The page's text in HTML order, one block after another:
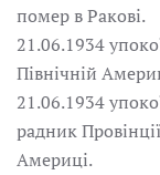
помер в Ракові.
21.06.1934
Північній
21.06.1934
радник
Америці.